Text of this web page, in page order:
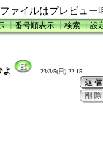
イルはプレビュー
┃番号順表示┃検索┃設
よ - 23/3/5(日) 22:15 -